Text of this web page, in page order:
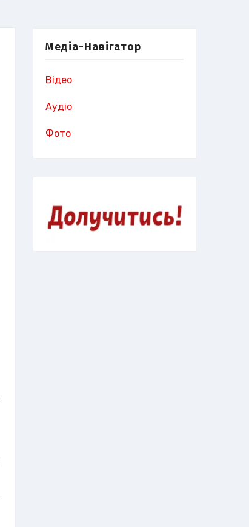
Медіа-Навігатор
Відео
Аудіо
Фото